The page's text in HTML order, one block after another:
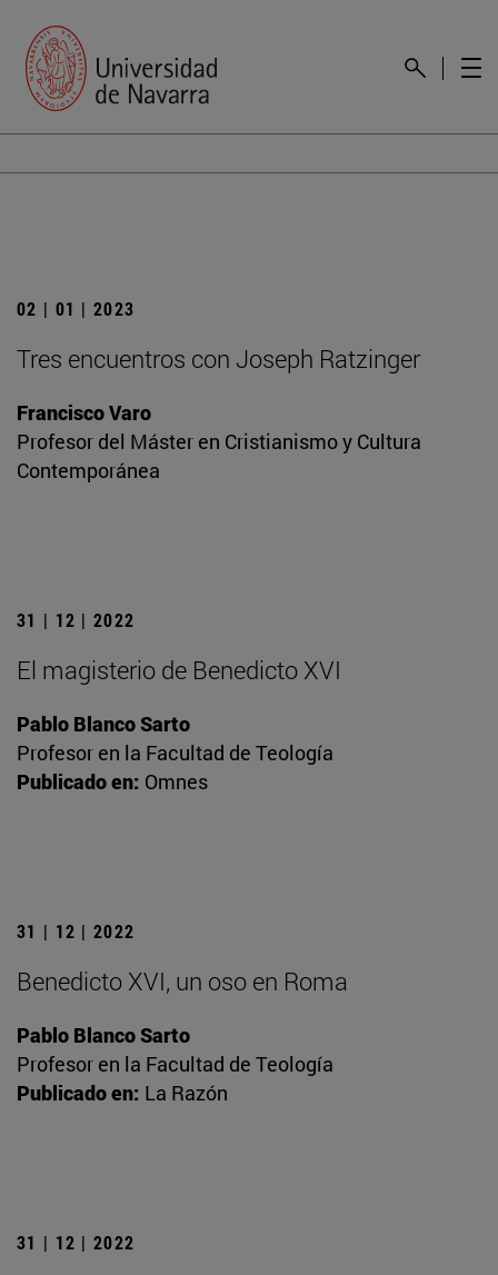
02 | 01 | 2023
Tres encuentros con Joseph Ratzinger
Francisco Varo
Profesor del Máster en Cristianismo y Cultura
Contemporánea
31 | 12 | 2022
El magisterio de Benedicto XVI
Pablo Blanco Sarto
Profesor en la Facultad de Teología
Publicado en: Omnes
31 | 12 | 2022
Benedicto XVI, un oso en Roma
Pablo Blanco Sarto
Profesor en la Facultad de Teología
Publicado en: La Razón
31 | 12 | 2022